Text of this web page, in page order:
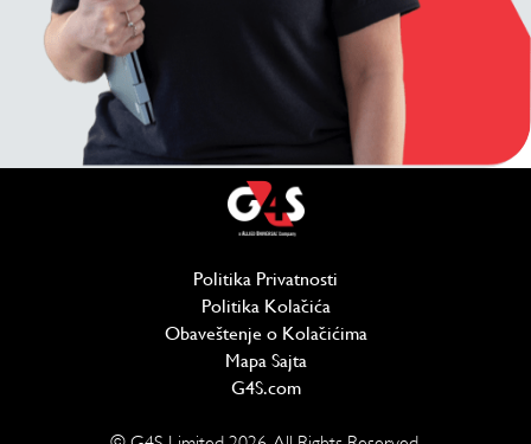
Politika Privatnosti
Politika Kolačića(отвара се у новом
Obaveštenje o Kolačićima
Mapa Sajta
G4S.com(отвара се у новом прозору)